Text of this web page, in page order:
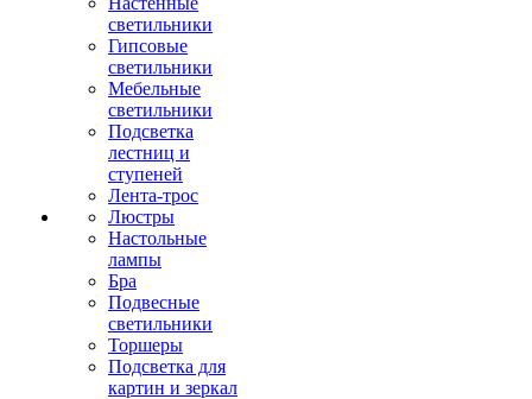
светильники
Гипсовые
светильники
Мебельные
светильники
Подсветка
лестниц и
ступеней
Лента-трос
Люстры
Настольные
лампы
Бра
Подвесные
светильники
Торшеры
Подсветка для
картин и зеркал